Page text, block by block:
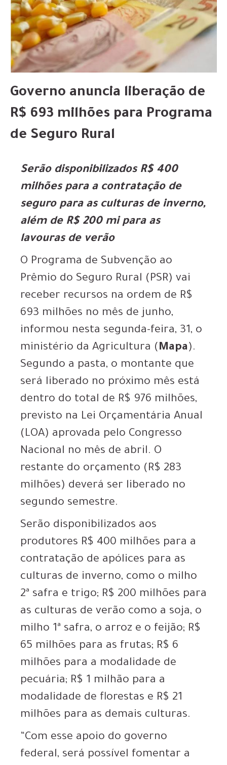
Governo anuncia liberação de
R$ 693 milhões para Programa
de Seguro Rural
Serão disponibilizados R$ 400
milhões para a contratação de
seguro para as culturas de inverno,
além de R$ 200 mi para as
lavouras de verão
O Programa de Subvenção ao
Prêmio do Seguro Rural (PSR) vai
receber recursos na ordem de R$
693 milhões no mês de junho,
informou nesta segunda-feira, 31, o
ministério da Agricultura (Mapa).
Segundo a pasta, o montante que
será liberado no próximo mês está
dentro do total de R$ 976 milhões,
previsto na Lei Orçamentária Anual
(LOA) aprovada pelo Congresso
Nacional no mês de abril. O
restante do orçamento (R$ 283
milhões) deverá ser liberado no
segundo semestre.
Serão disponibilizados aos
produtores R$ 400 milhões para a
contratação de apólices para as
culturas de inverno, como o milho
2ª safra e trigo; R$ 200 milhões para
as culturas de verão como a soja, o
milho 1ª safra, o arroz e o feijão; R$
65 milhões para as frutas; R$ 6
milhões para a modalidade de
pecuária; R$ 1 milhão para a
modalidade de florestas e R$ 21
milhões para as demais culturas.
“Com esse apoio do governo
federal, será possível fomentar a